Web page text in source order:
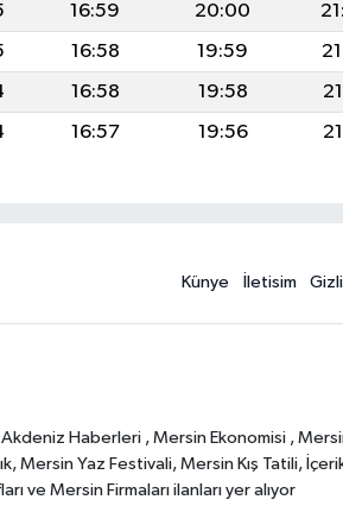
16:59 20:00
16:58 19:59
16:58 19:58
16:57 19:56
Künye İletisim
Haberleri , Mersin Ekonomisi ,
Mersin Yaz Festivali, Mersin Kış Tatili,
ve Mersin Firmaları ilanları yer alıyor